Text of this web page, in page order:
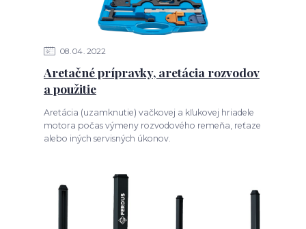
08 04 2022
Aretačné prípravky, aretácia rozvodov
a použitie
Aretácia (uzamknutie) vačkovej a kľukovej hriadele
motora počas výmeny rozvodového remeňa, reťaze
alebo iných servisných úkonov.